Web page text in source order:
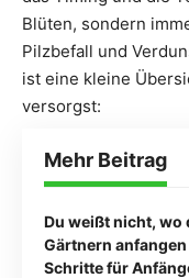
Blüten, sondern
Pilzbefall und
ist eine kleine
versorgst:
Mehr Beitrag
Du weißt nicht, wo
Gärtnern
Schritte für